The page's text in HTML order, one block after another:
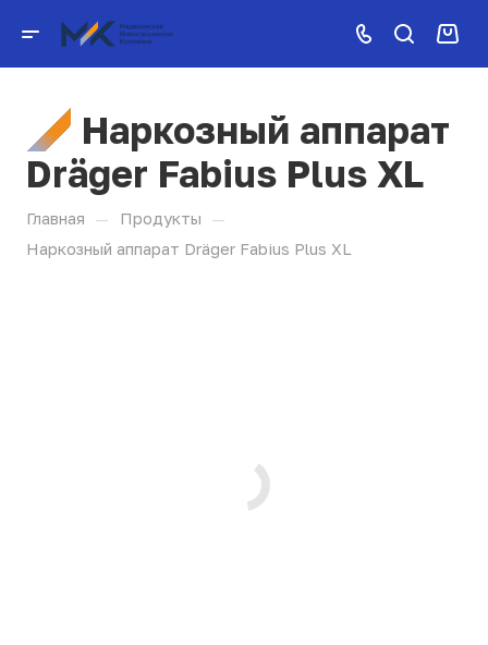
Наркозный аппарат
Dräger Fabius Plus XL
Главная — Продукты —
Наркозный аппарат Dräger Fabius Plus XL